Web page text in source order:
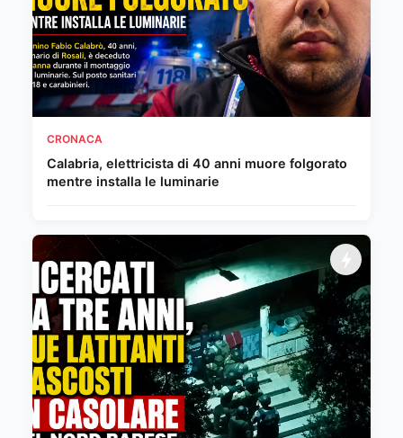
CRONACA
Calabria, elettricista di 40 anni muore folgorato
mentre installa le luminarie